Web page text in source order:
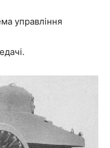
управління